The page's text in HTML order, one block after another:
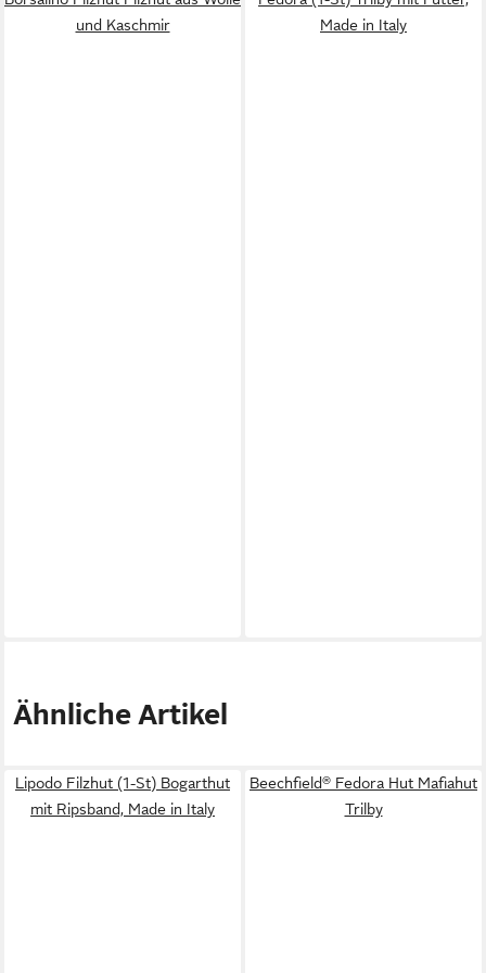
und Kaschmir
Made in Italy
Ähnliche Artikel
Lipodo Filzhut (1-St) Bogarthut
mit Ripsband, Made in Italy
Beechfield® Fedora Hut Mafiahut
Trilby